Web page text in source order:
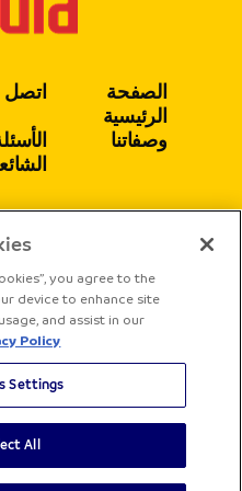
الصفحة
الرئيسية
وصفاتنا
اتصل
جميع الحقوق
الشروط والأحكام
you agree to the
device to enhance site
and assist in our
Policy
Settings
All